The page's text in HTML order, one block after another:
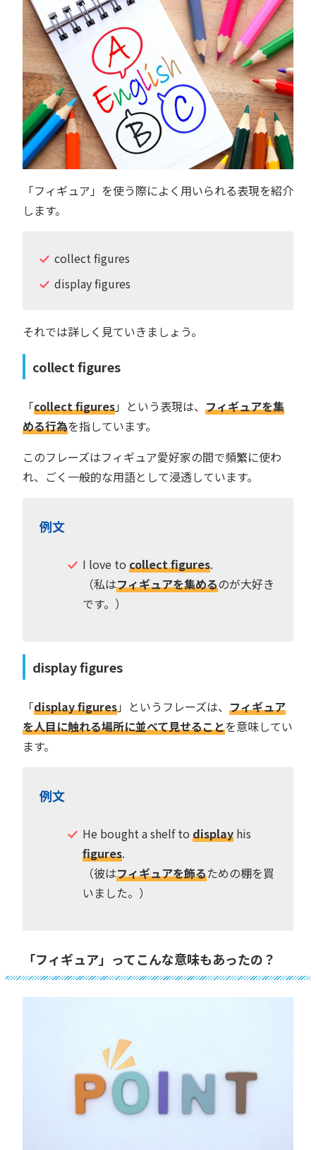
「フィギュア」を使う際によく用いられる表現を紹介
します。
collect figures
display figures
それでは詳しく見ていきましょう。
collect figures
「collect figures」という表現は、 フィギュアを集
める行為を指しています。
このフレーズはフィギュア愛好家の間で頻繁に使わ
れ、ごく一般的な用語として浸透しています。
例文
I love to collect figures.
（私はフィギュアを集めるのが大好き
です。）
display figures
「display figures」というフレーズは、 フィギュア
を人目に触れる場所に並べて見せることを意味してい
ます。
例文
He bought a shelf to displayhis
figures.
（彼はフィギュアを飾るための棚を買
いました。）
「フィギュア」ってこんな意味もあったの？